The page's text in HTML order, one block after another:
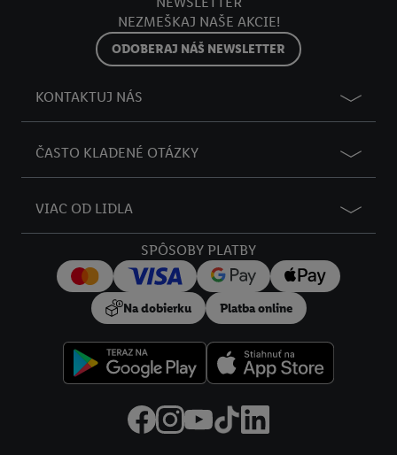
NEZMEŠKAJ NAŠE AKCIE!
ODOBERAJ NÁŠ NEWSLETTER
KONTAKTUJ NÁS
ČASTO KLADENÉ OTÁZKY
VIAC OD LIDLA
SPÔSOBY PLATBY
Na dobierku Platba online